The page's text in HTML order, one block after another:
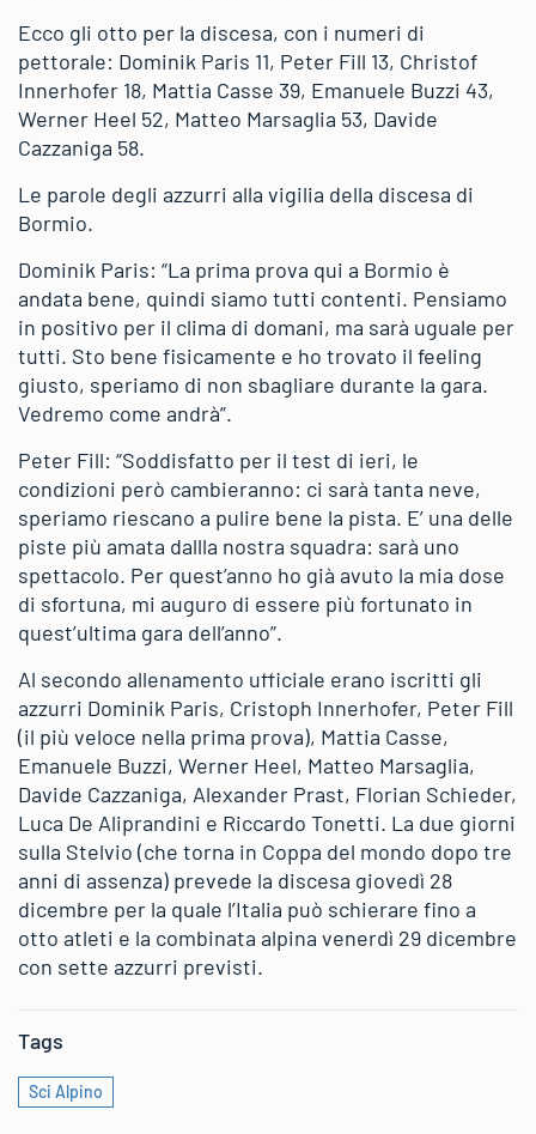
Ecco gli otto per la discesa, con i numeri di
pettorale: Dominik Paris 11, Peter Fill 13, Christof
Innerhofer 18, Mattia Casse 39, Emanuele Buzzi 43,
Werner Heel 52, Matteo Marsaglia 53, Davide
Cazzaniga 58.
Le parole degli azzurri alla vigilia della discesa di
Bormio.
Dominik Paris: “La prima prova qui a Bormio è
andata bene, quindi siamo tutti contenti. Pensiamo
in positivo per il clima di domani, ma sarà uguale per
tutti. Sto bene fisicamente e ho trovato il feeling
giusto, speriamo di non sbagliare durante la gara.
Vedremo come andrà”.
Peter Fill: “Soddisfatto per il test di ieri, le
condizioni però cambieranno: ci sarà tanta neve,
speriamo riescano a pulire bene la pista. E’ una delle
piste più amata dallla nostra squadra: sarà uno
spettacolo. Per quest’anno ho già avuto la mia dose
di sfortuna, mi auguro di essere più fortunato in
quest’ultima gara dell’anno”.
Al secondo allenamento ufficiale erano iscritti gli
azzurri Dominik Paris, Cristoph Innerhofer, Peter Fill
(il più veloce nella prima prova), Mattia Casse,
Emanuele Buzzi, Werner Heel, Matteo Marsaglia,
Davide Cazzaniga, Alexander Prast, Florian Schieder,
Luca De Aliprandini e Riccardo Tonetti. La due giorni
sulla Stelvio (che torna in Coppa del mondo dopo tre
anni di assenza) prevede la discesa giovedì 28
dicembre per la quale l’Italia può schierare fino a
otto atleti e la combinata alpina venerdì 29 dicembre
con sette azzurri previsti.
Tags
Sci Alpino